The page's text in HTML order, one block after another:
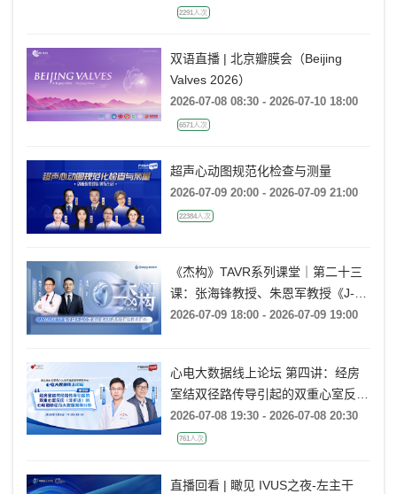
2291人次
双语直播 | 北京瓣膜会（Beijing
Valves 2026）
2026-07-08 08:30 - 2026-07-10 18:00
6571人次
超声心动图规范化检查与测量
2026-07-09 20:00 - 2026-07-09 21:00
22384人次
《杰构》TAVR系列课堂｜第二十三
课：张海锋教授、朱恩军教授《J-
VALVE TF 治疗超大左心室流出道
2026-07-09 18:00 - 2026-07-09 19:00
心电大数据线上论坛 第四讲：经房
室结双径路传导引起的双重心室反应
(非折返)的心电图特征及大数据案例
分析
2026-07-08 19:30 - 2026-07-08 20:30
761人次
直播回看 | 瞰见 IVUS之夜-左主干